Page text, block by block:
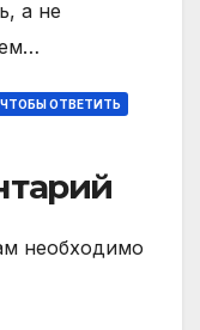
а не
ОТВЕТИТЬ
необходимо